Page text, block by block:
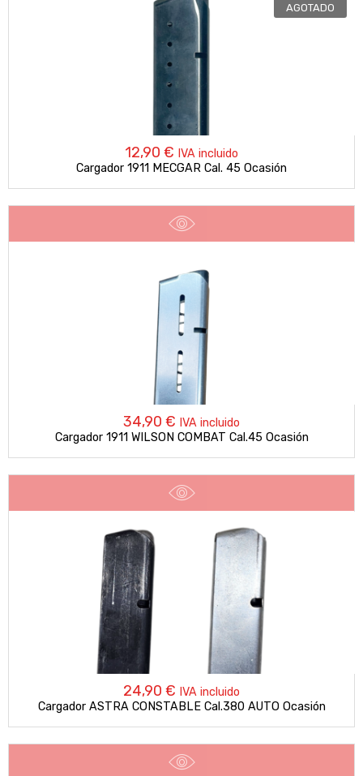
AGOTADO
12,90 € IVA incluido
Cargador 1911 MECGAR Cal. 45 Ocasión
34,90 € IVA incluido
Cargador 1911 WILSON COMBAT Cal.45 Ocasión
24,90 € IVA incluido
Cargador ASTRA CONSTABLE Cal.380 AUTO Ocasión